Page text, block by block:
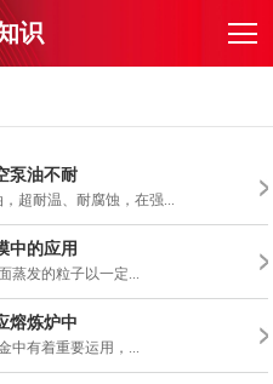
识
泵油不耐
超耐温、耐腐蚀，在强...
中的应用
蒸发的粒子以一定...
熔炼炉中
中有着重要运用，...